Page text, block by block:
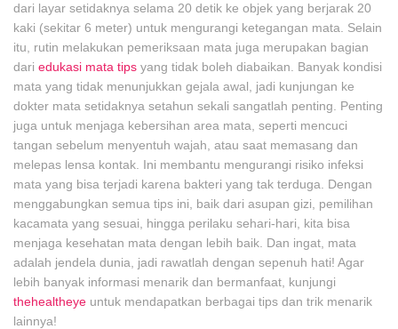
dari layar setidaknya selama 20 detik ke objek yang berjarak 20
kaki (sekitar 6 meter) untuk mengurangi ketegangan mata. Selain
itu, rutin melakukan pemeriksaan mata juga merupakan bagian
dari edukasi mata tips yang tidak boleh diabaikan. Banyak kondisi
mata yang tidak menunjukkan gejala awal, jadi kunjungan ke
dokter mata setidaknya setahun sekali sangatlah penting. Penting
juga untuk menjaga kebersihan area mata, seperti mencuci
tangan sebelum menyentuh wajah, atau saat memasang dan
melepas lensa kontak. Ini membantu mengurangi risiko infeksi
mata yang bisa terjadi karena bakteri yang tak terduga. Dengan
menggabungkan semua tips ini, baik dari asupan gizi, pemilihan
kacamata yang sesuai, hingga perilaku sehari-hari, kita bisa
menjaga kesehatan mata dengan lebih baik. Dan ingat, mata
adalah jendela dunia, jadi rawatlah dengan sepenuh hati! Agar
lebih banyak informasi menarik dan bermanfaat, kunjungi
thehealtheye untuk mendapatkan berbagai tips dan trik menarik
lainnya!